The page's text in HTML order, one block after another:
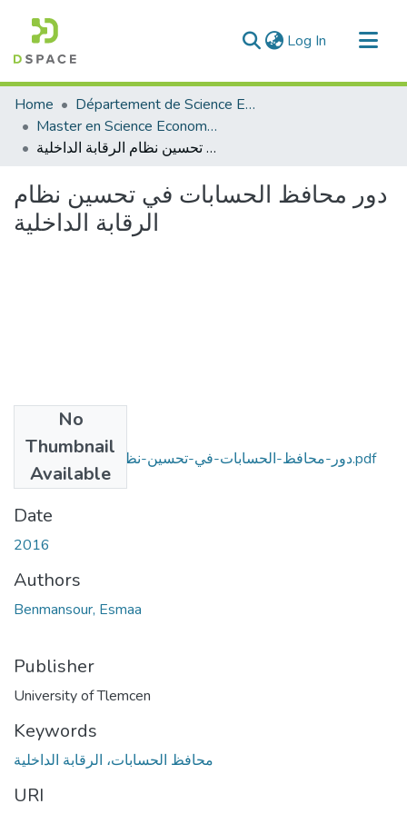
Log In (current)
Communities & Collections
All of DSpace
Statistics
Home
Département de Science Economique
Master en Science Economique
دور محافظ الحسابات في تحسين نظام الرقابة الداخلية
دور محافظ الحسابات في تحسين نظام
الرقابة الداخلية
No
Thumbnail
Available
دور-محافظ-الحسابات-في-تحسين-نظام-الرقابة-الداخلية.pdf
(2.9 MB)
Date
2016
Authors
Benmansour, Esmaa
Publisher
University of Tlemcen
Keywords
محافظ الحسابات، الرقابة الداخلية
URI